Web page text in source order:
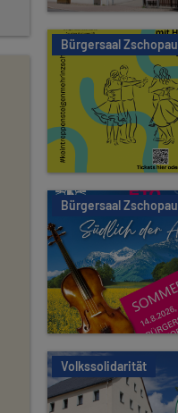
Bürgersaal Zschopau
Bürgersaal Zschopau
Volkssolidarität